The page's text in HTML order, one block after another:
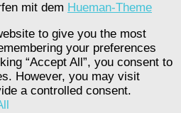
mit dem Hueman-Theme
to give you the most
your preferences
“Accept All”, you consent to
However, you may visit
a controlled consent.